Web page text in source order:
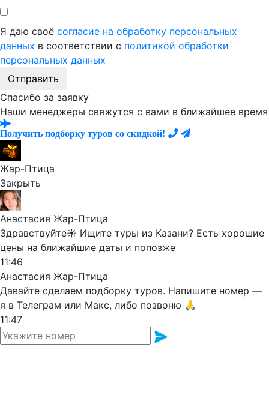
Я даю своё согласие на обработку персональных
данных в соответствии с политикой обработки
персональных данных
Отправить
Спасибо за заявку
Наши менеджеры свяжутся с вами в ближайшее время
Получить подборку туров со скидкой!
Жар-Птица
Закрыть
Анастасия Жар-Птица
Здравствуйте☀️ Ищите туры из Казани? Есть хорошие
цены на ближайшие даты и попозже
11:46
Анастасия Жар-Птица
Давайте сделаем подборку туров. Напишите номер —
я в Телеграм или Макс, либо позвоню 🙏
11:47